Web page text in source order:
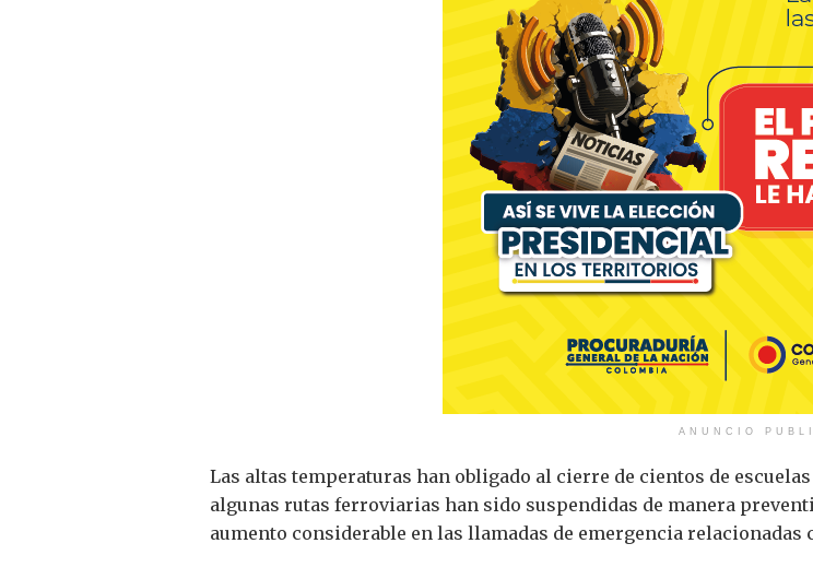
ANUNCIO
Las altas temperaturas han obligado al cierre de cientos de
algunas rutas ferroviarias han sido suspendidas de manera
aumento considerable en las llamadas de emergencia relacionadas